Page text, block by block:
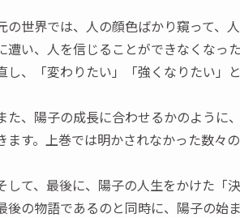
の世界では、人の顔色ばかり窺って、
遭い、人を信じることができなくなっ
し、「変わりたい」「強くなりたい」
た、陽子の成長に合わせるかのように
ます。上巻では明かされなかった数々
して、最後に、陽子の人生をかけた「
後の物語であるのと同時に、陽子の始